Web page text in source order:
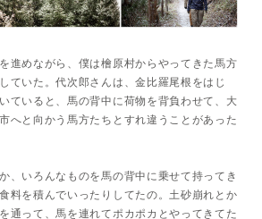
進めながら、僕は檜原村からやってきた馬方
ていた。代次郎さんは、金比羅尾根をはじ
ていると、馬の背中に荷物を背負わせて、大
へと向かう馬方たちとすれ違うことがあった
、いろんなものを馬の背中に乗せて持ってき
料を積んでいったりしてたの。土砂崩れとか
通って、馬を連れてポカポカとやってきてた